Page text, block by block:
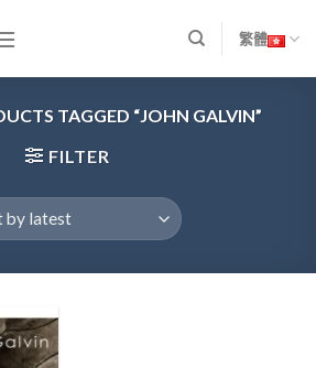
繁體
TAGGED “JOHN GALVIN”
FILTER